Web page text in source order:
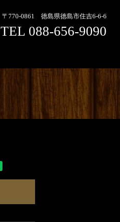
〒770-0861 徳島県徳島市住吉6-6-6
TEL 088-656-9090